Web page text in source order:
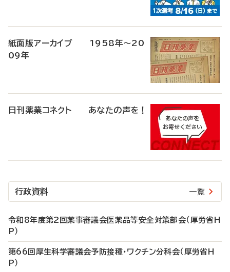
紙面版アーカイブ 1958年～20
09年
日刊薬業コネクト あなたの声を！
行政資料 一覧
令和8年度第2回薬事審議会医薬品等安全対策部会（厚労省H
P）
第66回厚生科学審議会予防接種・ワクチン分科会（厚労省H
P）